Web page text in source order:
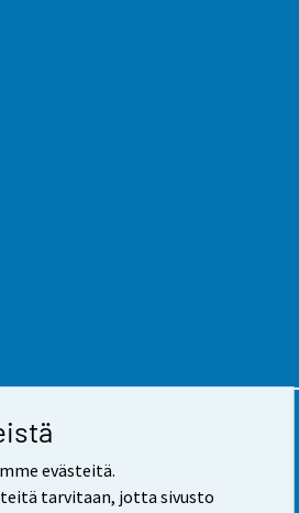
evästeitä.
tarvitaan, jotta sivusto